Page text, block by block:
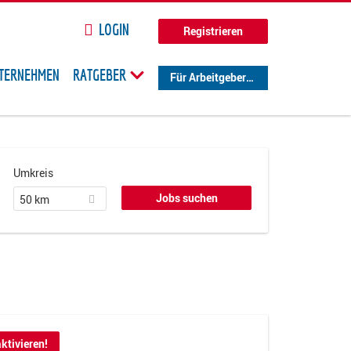
LOGIN Registrieren
RATGEBER Für Arbeitgeber
Umkreis
50 km